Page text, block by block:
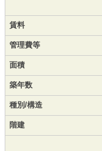
賃料
管理費等
面積
築年数
種別/構造
階建